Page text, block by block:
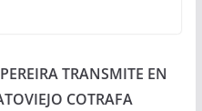
TRANSMITE EN
COTRAFA